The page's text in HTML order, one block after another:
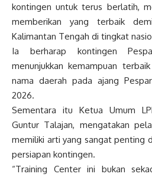
kontingen untuk terus berlatih,
memberikan yang terbaik
Kalimantan Tengah di tingkat
Ia berharap kontingen
menunjukkan kemampuan
nama daerah pada ajang
2026.
Sementara itu Ketua Umum
Guntur Talajan, mengatakan
memiliki arti yang sangat penting
persiapan kontingen.
“Training Center ini bukan